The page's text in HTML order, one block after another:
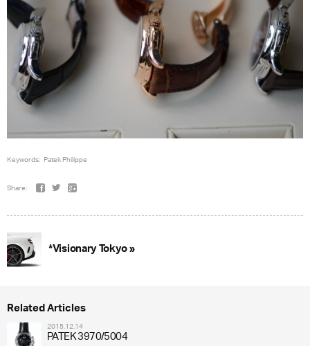
Keywords: Patek Philippe
Share:
*Visionary Tokyo »
Related Articles
2015.12.14
PATEK 3970/5004